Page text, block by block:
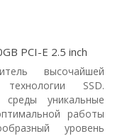
PCI-E 2.5 inch
высочайшей
SSD.
уникальные
работы
уровень